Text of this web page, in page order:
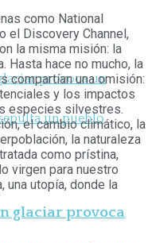
glaciar provoca
como National
el Discovery Channel,
la misma misión: la
Hasta hace no mucho, la
compartían una omisión:
y los impactos
especies silvestres.
el cambio climático, la
la naturaleza
como prístina,
virgen para nuestro
una utopía, donde la